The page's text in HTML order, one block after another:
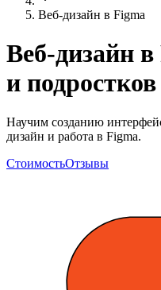
Веб-дизайн в Figma
Веб-дизайн
и подростков
Научим созданию
дизайн и работа в Figma.
СтоимостьОтзывы